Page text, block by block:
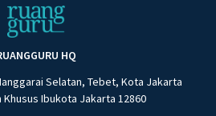
HQ
Selatan, Tebet, Kota Jakarta
Khusus Ibukota Jakarta 12860